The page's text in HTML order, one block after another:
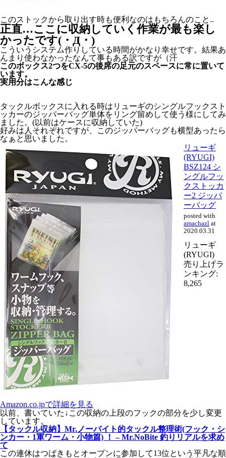
このストックから取り出す時も便利なのはもちろんのこと..
正直…ここに収納していく作業が最も楽し
かったです(・Д・)
こういうシステム作りしている時間がかなり幸せです。結果あ
んまり使わなかったなんて事もある訳ですが（汗
このボックス2つをCX-5の後席の足元のスペースに常に置いて
います。
実用分はこんな感じ
タックルボックスに入れる時はリューギのシングルフックスト
ッカーのジッパーバッグ単体をリング留めして使う様にしてみ
ました。(以前はケースに収納していた)
好みは人それぞれですが、このジッパーバッグも横型あったら
なぁと思いました。
リューギ
(RYUGI)
BSZ124 シ
ングルフッ
クストッカ
ー2 ジッパ
ーバッグ
posted with
amachazl at
2020.03.31
リューギ
(RYUGI)
売り上げラ
ンキング:
8,265
Amazon.co.jpで詳細を見る
以前、書いていた↓この収納の上段のフックの部分を少し変更
しています。
【タックル収納】Mr.ノーバイト的タックル整理術(フック・シ
ンカー・1軍ワーム・小物篇) ！ – Mr.NoBite 釣りリアルを求め
て
この連休はつばきもとオープンに参加して13位という平凡な順